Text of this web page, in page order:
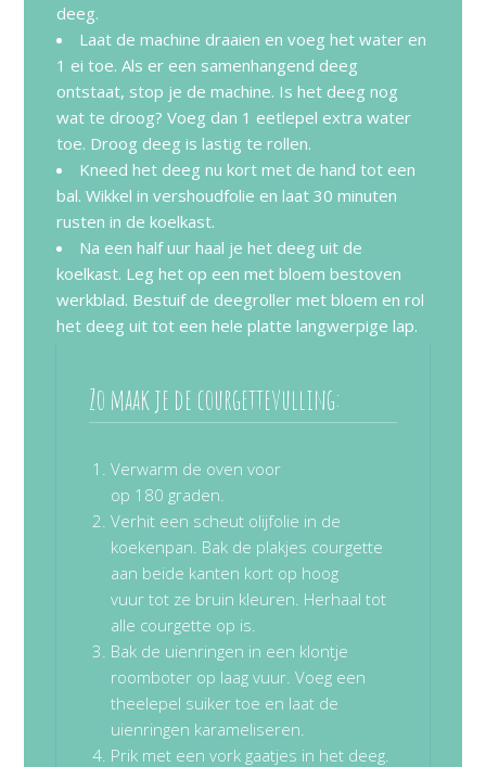
deeg.
Laat de machine draaien en voeg het water en
1 ei toe. Als er een samenhangend deeg
ontstaat, stop je de machine. Is het deeg nog
wat te droog? Voeg dan 1 eetlepel extra water
toe. Droog deeg is lastig te rollen.
Kneed het deeg nu kort met de hand tot een
bal. Wikkel in vershoudfolie en laat 30 minuten
rusten in de koelkast.
Na een half uur haal je het deeg uit de
koelkast. Leg het op een met bloem bestoven
werkblad. Bestuif de deegroller met bloem en rol
het deeg uit tot een hele platte langwerpige lap.
Zo maak je de courgettevulling:
Verwarm de oven voor
op 180 graden.
Verhit een scheut olijfolie in de
koekenpan. Bak de plakjes courgette
aan beide kanten kort op hoog
vuur tot ze bruin kleuren. Herhaal tot
alle courgette op is.
Bak de uienringen in een klontje
roomboter op laag vuur. Voeg een
theelepel suiker toe en laat de
uienringen karameliseren.
Prik met een vork gaatjes in het deeg.